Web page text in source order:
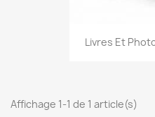
Livres Et
Affichage 1-1 de 1 article(s)